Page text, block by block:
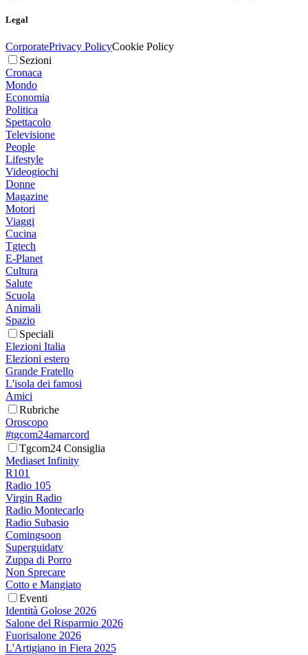
Legal
CorporatePrivacy PolicyCookie Policy
Sezioni
Cronaca
Mondo
Economia
Politica
Spettacolo
Televisione
People
Lifestyle
Videogiochi
Donne
Magazine
Motori
Viaggi
Cucina
Tgtech
E-Planet
Cultura
Salute
Scuola
Animali
Spazio
Speciali
Elezioni Italia
Elezioni estero
Grande Fratello
L'isola dei famosi
Amici
Rubriche
Oroscopo
#tgcom24amarcord
Tgcom24 Consiglia
Mediaset Infinity
R101
Radio 105
Virgin Radio
Radio Montecarlo
Radio Subasio
Comingsoon
Superguidatv
Zuppa di Porro
Non Sprecare
Cotto e Mangiato
Eventi
Identità Golose 2026
Salone del Risparmio 2026
Fuorisalone 2026
L'Artigiano in Fiera 2025